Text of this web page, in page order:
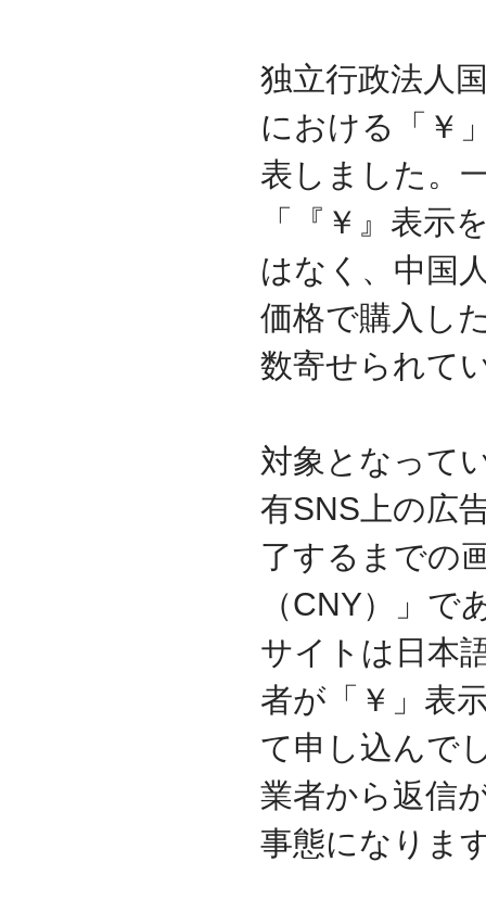
独立行政法人
における「￥
表しました。
「『￥』表示
はなく、中国
価格で購入し
数寄せられて
対象となって
有SNS上の広
了するまでの
（CNY）」
サイトは日本
者が「￥」表
て申し込んで
業者から返信
事態になりま